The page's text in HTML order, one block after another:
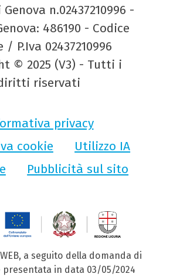
n.02437210996 -
486190 - Codice
/ P.Iva 02437210996
© 2025 (V3) - Tutti i
riservati
privacy
cookie
Utilizzo IA
Pubblicità sul sito
WEB, a seguito della domanda di
presentata in data 03/05/2024